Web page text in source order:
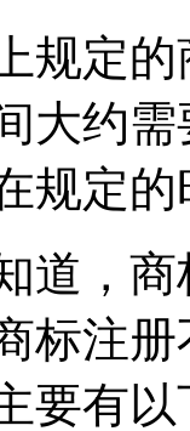
规定
大约
规定
道，
标注
要有